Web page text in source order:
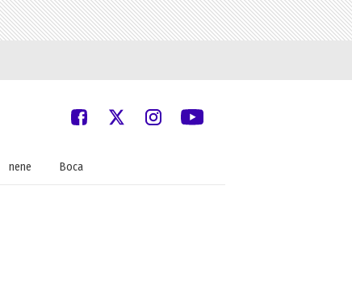
nene Boca